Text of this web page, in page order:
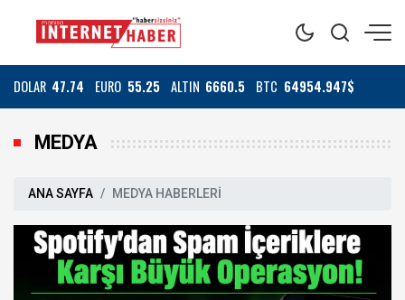
DOLAR 47.74 EURO 55.25 ALTIN 6660.5 BTC 64954.947$
MEDYA
ANA SAYFA MEDYA HABERLERİ